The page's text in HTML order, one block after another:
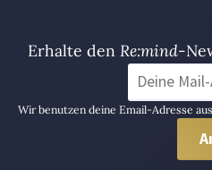
Erhalte den Re:mind-
Wir benutzen deine Email-Adresse